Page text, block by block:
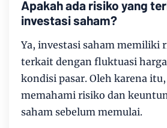
Apakah ada risiko yang
investasi saham?
Ya, investasi saham memiliki
terkait dengan fluktuasi
kondisi pasar. Oleh karena
memahami risiko dan
saham sebelum memulai.